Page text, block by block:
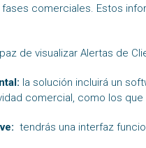
comerciales. Estos
de visualizar Alertas de
la solución incluirá un
comercial, como los
tendrás una interfaz